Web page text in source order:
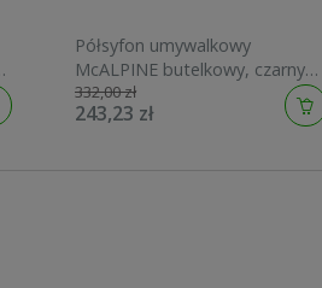
Półsyfon umywalkowy
McALPINE butelkowy, czarny
120 BLACK
332,00 zł
243,23 zł